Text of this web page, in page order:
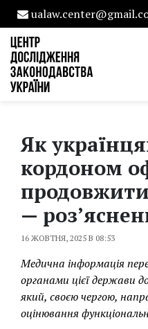
Як
кордоном
продовжити
—
16 ЖОВТНЯ, 2025 В 08:53
Медична інформація
органами цієї держави
який, своєю чергою,
оцінювання